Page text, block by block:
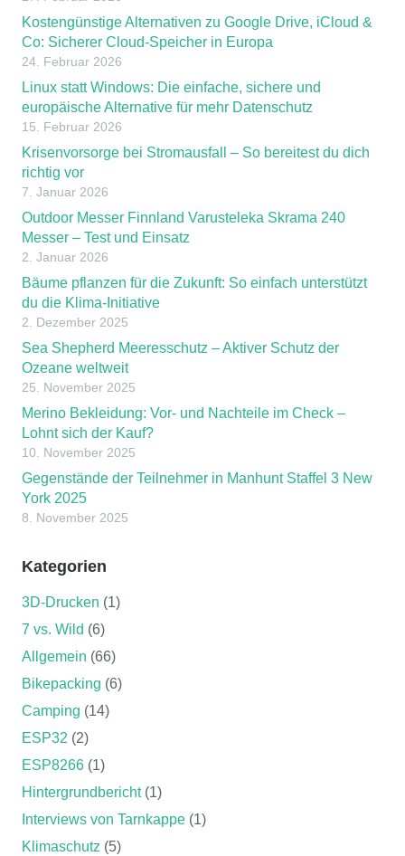
Kostengünstige Alternativen zu Google Drive, iCloud &
Co: Sicherer Cloud-Speicher in Europa
24. Februar 2026
Linux statt Windows: Die einfache, sichere und
europäische Alternative für mehr Datenschutz
15. Februar 2026
Krisenvorsorge bei Stromausfall – So bereitest du dich
richtig vor
7. Januar 2026
Outdoor Messer Finnland Varusteleka Skrama 240
Messer – Test und Einsatz
2. Januar 2026
Bäume pflanzen für die Zukunft: So einfach unterstützt
du die Klima-Initiative
2. Dezember 2025
Sea Shepherd Meeresschutz – Aktiver Schutz der
Ozeane weltweit
25. November 2025
Merino Bekleidung: Vor- und Nachteile im Check –
Lohnt sich der Kauf?
10. November 2025
Gegenstände der Teilnehmer in Manhunt Staffel 3 New
York 2025
8. November 2025
Kategorien
3D-Drucken (1)
7 vs. Wild (6)
Allgemein (66)
Bikepacking (6)
Camping (14)
ESP32 (2)
ESP8266 (1)
Hintergrundbericht(1)
Interviews von Tarnkappe (1)
Klimaschutz (5)